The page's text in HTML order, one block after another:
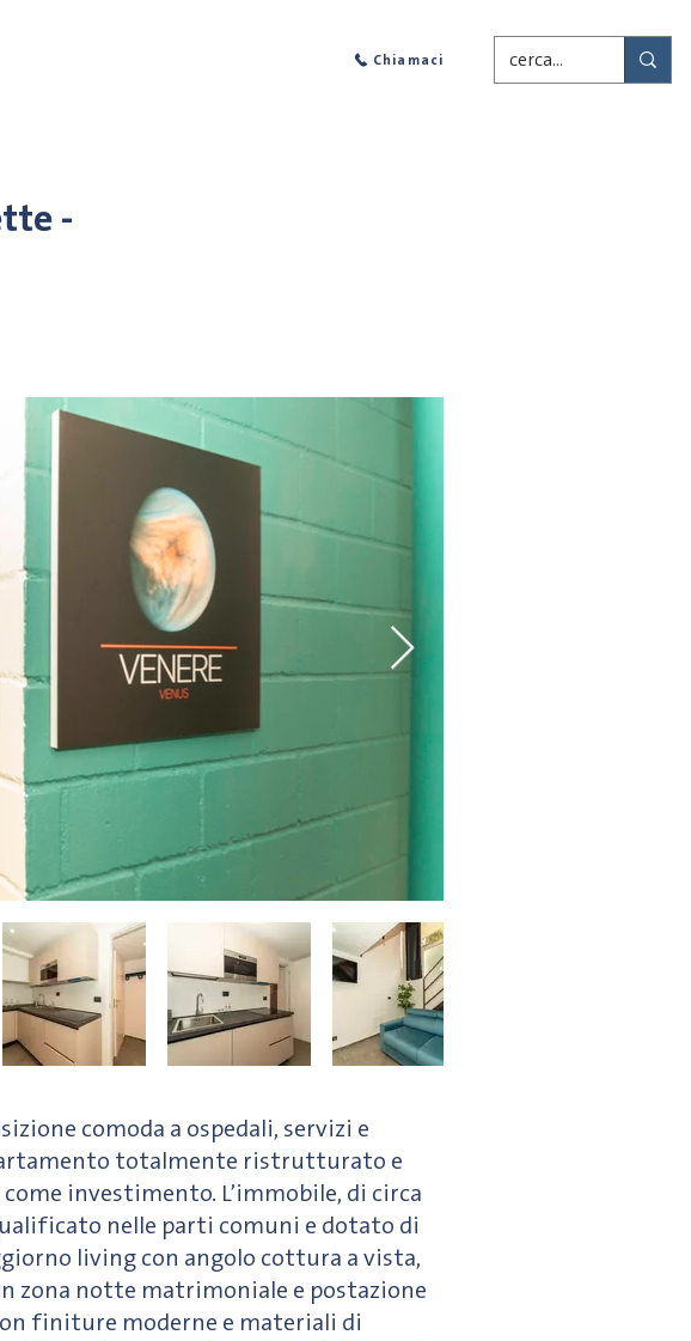
Chiamaci
-
comoda a ospedali, servizi e
totalmente ristrutturato e
investimento. L’immobile, di circa
nelle parti comuni e dotato di
living con angolo cottura a vista,
zona notte matrimoniale e postazione
finiture moderne e materiali di